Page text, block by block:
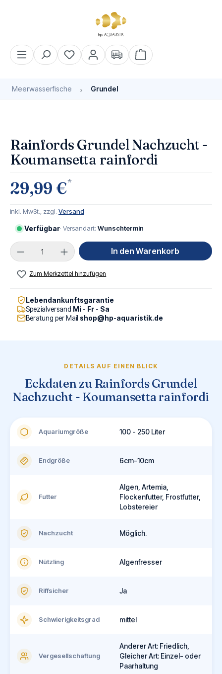
Warenkorb enthält 0
Meerwasserfische Grundel
Rainfords Grundel Nachzucht -
Koumansetta rainfordi
29,99 €*
inkl. MwSt., zzgl. Versand
Verfügbar· Versandart: Wunschtermin
Produkt Anzahl: Gib den gewünschten Wert
In den Warenkorb
Zum Merkzettel hinzufügen
Lebendankunftsgarantie
Spezialversand Mi - Fr - Sa
Beratung per Mail shop@hp-aquaristik.de
DETAILS AUF EINEN BLICK
Eckdaten zu Rainfords Grundel
Nachzucht - Koumansetta rainfordi
Aquariumgröße 100 - 250 Liter
Endgröße 6cm-10cm
Futter
Algen, Artemia,
Flockenfutter, Frostfutter,
Lobstereier
Nachzucht Möglich.
Nützling Algenfresser
Riffsicher Ja
Schwierigkeitsgrad mittel
Vergesellschaftung
Anderer Art: Friedlich,
Gleicher Art: Einzel- oder
Paarhaltung